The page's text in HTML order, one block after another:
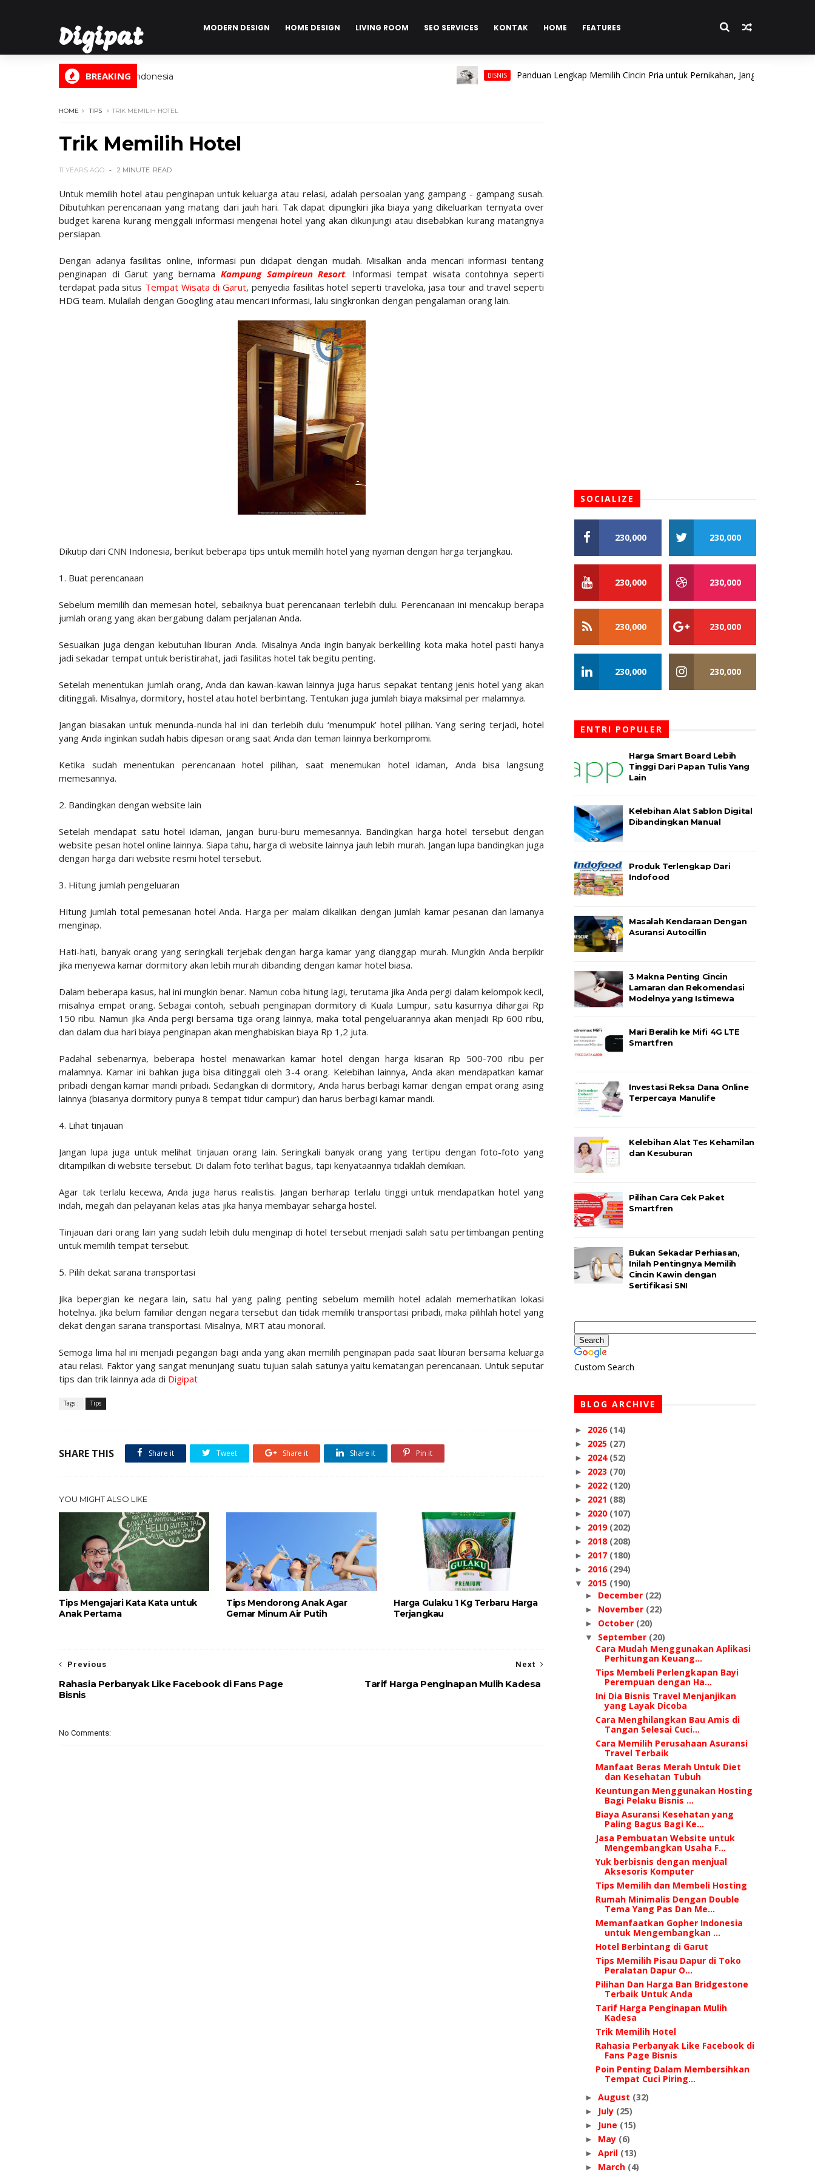
Digipat
Digital Informasi Indonesia
MODERN DESIGN HOME DESIGN LIVING ROOM SEO SERVICES KONTAK HOME FEATURES
BREAKING BISNIS Panduan Lengkap Memilih Cincin Pria untuk Pernikahan, Jangan Sampai Salah Beli!
HOME TIPS TRIK MEMILIH HOTEL
Trik Memilih Hotel
11 YEARS AGO 2 MINUTE READ
Untuk memilih hotel atau penginapan untuk keluarga atau relasi, adalah persoalan yang gampang - gampang susah.
Dibutuhkan perencanaan yang matang dari jauh hari. Tak dapat dipungkiri jika biaya yang dikeluarkan ternyata over
budget karena kurang menggali informasi mengenai hotel yang akan dikunjungi atau disebabkan kurang matangnya
persiapan.
Dengan adanya fasilitas online, informasi pun didapat dengan mudah. Misalkan anda mencari informasi tentang
penginapan di Garut yang bernama Kampung Sampireun Resort. Informasi tempat wisata contohnya seperti
terdapat pada situs Tempat Wisata di Garut, penyedia fasilitas hotel seperti traveloka, jasa tour and travel seperti
HDG team. Mulailah dengan Googling atau mencari informasi, lalu singkronkan dengan pengalaman orang lain.
Dikutip dari CNN Indonesia, berikut beberapa tips untuk memilih hotel yang nyaman dengan harga terjangkau.
1. Buat perencanaan
Sebelum memilih dan memesan hotel, sebaiknya buat perencanaan terlebih dulu. Perencanaan ini mencakup berapa
jumlah orang yang akan bergabung dalam perjalanan Anda.
Sesuaikan juga dengan kebutuhan liburan Anda. Misalnya Anda ingin banyak berkeliling kota maka hotel pasti hanya
jadi sekadar tempat untuk beristirahat, jadi fasilitas hotel tak begitu penting.
Setelah menentukan jumlah orang, Anda dan kawan-kawan lainnya juga harus sepakat tentang jenis hotel yang akan
ditinggali. Misalnya, dormitory, hostel atau hotel berbintang. Tentukan juga jumlah biaya maksimal per malamnya.
Jangan biasakan untuk menunda-nunda hal ini dan terlebih dulu ‘menumpuk’ hotel pilihan. Yang sering terjadi, hotel
yang Anda inginkan sudah habis dipesan orang saat Anda dan teman lainnya berkompromi.
Ketika sudah menentukan perencanaan hotel pilihan, saat menemukan hotel idaman, Anda bisa langsung
memesannya.
2. Bandingkan dengan website lain
Setelah mendapat satu hotel idaman, jangan buru-buru memesannya. Bandingkan harga hotel tersebut dengan
website pesan hotel online lainnya. Siapa tahu, harga di website lainnya jauh lebih murah. Jangan lupa bandingkan juga
dengan harga dari website resmi hotel tersebut.
3. Hitung jumlah pengeluaran
Hitung jumlah total pemesanan hotel Anda. Harga per malam dikalikan dengan jumlah kamar pesanan dan lamanya
menginap.
Hati-hati, banyak orang yang seringkali terjebak dengan harga kamar yang dianggap murah. Mungkin Anda berpikir
jika menyewa kamar dormitory akan lebih murah dibanding dengan kamar hotel biasa.
Dalam beberapa kasus, hal ini mungkin benar. Namun coba hitung lagi, terutama jika Anda pergi dalam kelompok kecil,
misalnya empat orang. Sebagai contoh, sebuah penginapan dormitory di Kuala Lumpur, satu kasurnya dihargai Rp
150 ribu. Namun jika Anda pergi bersama tiga orang lainnya, maka total pengeluarannya akan menjadi Rp 600 ribu,
dan dalam dua hari biaya penginapan akan menghabiskan biaya Rp 1,2 juta.
Padahal sebenarnya, beberapa hostel menawarkan kamar hotel dengan harga kisaran Rp 500-700 ribu per
malamnya. Kamar ini bahkan juga bisa ditinggali oleh 3-4 orang. Kelebihan lainnya, Anda akan mendapatkan kamar
pribadi dengan kamar mandi pribadi. Sedangkan di dormitory, Anda harus berbagi kamar dengan empat orang asing
lainnya (biasanya dormitory punya 8 tempat tidur campur) dan harus berbagi kamar mandi.
4. Lihat tinjauan
Jangan lupa juga untuk melihat tinjauan orang lain. Seringkali banyak orang yang tertipu dengan foto-foto yang
ditampilkan di website tersebut. Di dalam foto terlihat bagus, tapi kenyataannya tidaklah demikian.
Agar tak terlalu kecewa, Anda juga harus realistis. Jangan berharap terlalu tinggi untuk mendapatkan hotel yang
indah, megah dan pelayanan kelas atas jika hanya membayar seharga hostel.
Tinjauan dari orang lain yang sudah lebih dulu menginap di hotel tersebut menjadi salah satu pertimbangan penting
untuk memilih tempat tersebut.
5. Pilih dekat sarana transportasi
Jika bepergian ke negara lain, satu hal yang paling penting sebelum memilih hotel adalah memerhatikan lokasi
hotelnya. Jika belum familiar dengan negara tersebut dan tidak memiliki transportasi pribadi, maka pilihlah hotel yang
dekat dengan sarana transportasi. Misalnya, MRT atau monorail.
Semoga lima hal ini menjadi pegangan bagi anda yang akan memilih penginapan pada saat liburan bersama keluarga
atau relasi. Faktor yang sangat menunjang suatu tujuan salah satunya yaitu kematangan perencanaan. Untuk seputar
tips dan trik lainnya ada di Digipat
Tags : Tips
SHARE THIS Share it Tweet Share it Share it Pin it
YOU MIGHT ALSO LIKE
Tips Mengajari Kata Kata untuk
Anak Pertama
Tips Mendorong Anak Agar
Gemar Minum Air Putih
Harga Gulaku 1 Kg Terbaru Harga
Terjangkau
Next
Tarif Harga Penginapan Mulih Kadesa
Previous
Rahasia Perbanyak Like Facebook di Fans Page
Bisnis
No Comments:
SOCIALIZE
230,000 230,000
230,000 230,000
230,000 230,000
230,000 230,000
ENTRI POPULER
Harga Smart Board Lebih
Tinggi Dari Papan Tulis Yang
Lain
Kelebihan Alat Sablon Digital
Dibandingkan Manual
Produk Terlengkap Dari
Indofood
Masalah Kendaraan Dengan
Asuransi Autocillin
3 Makna Penting Cincin
Lamaran dan Rekomendasi
Modelnya yang Istimewa
Mari Beralih ke Mifi 4G LTE
Smartfren
Investasi Reksa Dana Online
Terpercaya Manulife
Kelebihan Alat Tes Kehamilan
dan Kesuburan
Pilihan Cara Cek Paket
Smartfren
Bukan Sekadar Perhiasan,
Inilah Pentingnya Memilih
Cincin Kawin dengan
Sertifikasi SNI
Custom Search
BLOG ARCHIVE
► 2026 (14)
► 2025 (27)
► 2024 (52)
► 2023 (70)
► 2022 (120)
► 2021 (88)
► 2020 (107)
► 2019 (202)
► 2018 (208)
► 2017 (180)
► 2016 (294)
▼ 2015 (190)
► December (22)
► November (22)
► October (20)
▼ September (20)
Cara Mudah Menggunakan Aplikasi
Perhitungan Keuang...
Tips Membeli Perlengkapan Bayi
Perempuan dengan Ha...
Ini Dia Bisnis Travel Menjanjikan
yang Layak Dicoba
Cara Menghilangkan Bau Amis di
Tangan Selesai Cuci...
Cara Memilih Perusahaan Asuransi
Travel Terbaik
Manfaat Beras Merah Untuk Diet
dan Kesehatan Tubuh
Keuntungan Menggunakan Hosting
Bagi Pelaku Bisnis ...
Biaya Asuransi Kesehatan yang
Paling Bagus Bagi Ke...
Jasa Pembuatan Website untuk
Mengembangkan Usaha F...
Yuk berbisnis dengan menjual
Aksesoris Komputer
Tips Memilih dan Membeli Hosting
Rumah Minimalis Dengan Double
Tema Yang Pas Dan Me...
Memanfaatkan Gopher Indonesia
untuk Mengembangkan ...
Hotel Berbintang di Garut
Tips Memilih Pisau Dapur di Toko
Peralatan Dapur O...
Pilihan Dan Harga Ban Bridgestone
Terbaik Untuk Anda
Tarif Harga Penginapan Mulih
Kadesa
Trik Memilih Hotel
Rahasia Perbanyak Like Facebook di
Fans Page Bisnis
Poin Penting Dalam Membersihkan
Tempat Cuci Piring...
► August (32)
► July (25)
► June (15)
► May (6)
► April (13)
► March (4)